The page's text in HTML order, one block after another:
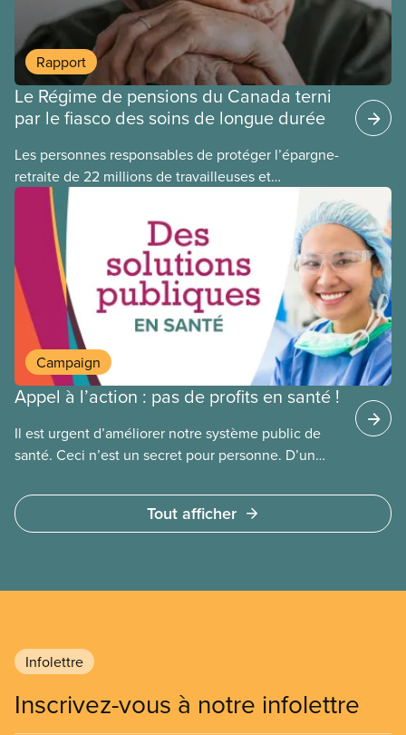
Rapport
Le Régime de pensions du Canada terni
par le fiasco des soins de longue durée
Les personnes responsables de protéger l’épargne-
retraite de 22 millions de travailleuses et
travailleurs canadien(ne)s ont perdu plus de 500
millions de dollars en investissant dans Orpea, la
plus grande société européenne de soins de
longue durée à but lucratif, qui a fait l’objet d’un
scandale, comme le révèle un rapport
publié aujourd’hui.
Campaign
Appel à l’action : pas de profits en santé !
Il est urgent d’améliorer notre système public de
santé. Ceci n’est un secret pour personne. D’un
de salles d’urgence, de longues attente pour des
interventions chirurgicales et une pénurie
Tout afficher
Infolettre
Inscrivez-vous à notre infolettre